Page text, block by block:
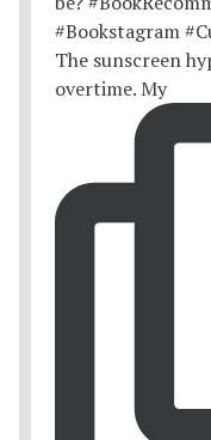
The sunscreen
overtime. My